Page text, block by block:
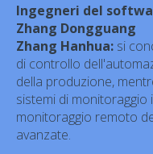
Ingegneri del
Zhang Dongguang
Zhang Hanhua: si
di controllo
della produzione,
sistemi di monitoraggio
monitoraggio remoto
avanzate.